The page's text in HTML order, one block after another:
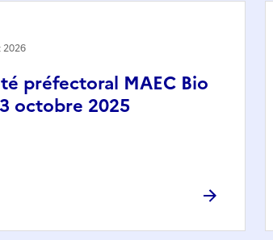
préfectoral MAEC Bio
octobre 2025
2026